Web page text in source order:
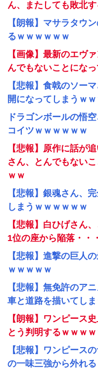
ん、またしても敗北
【朗報】マサラタウ
るｗｗｗｗｗｗ
【画像】最新のエヴ
んでもないことにな
【悲報】食戟のソー
開になってしまうｗ
ドラゴンボールの悟
コイツｗｗｗｗｗｗ
【悲報】原作に話が
さん、とんでもない
ｗｗ
【悲報】銀魂さん、
しまうｗｗｗｗｗｗ
【悲報】白ひげさん
1位の座から陥落・・・
【悲報】進撃の巨人
ｗｗｗｗｗ
【悲報】無免許のア
車と道路を描いてし
【朗報】ワンピース
とう判明するｗｗｗｗ
【悲報】ワンピース
の一味三強から外れる